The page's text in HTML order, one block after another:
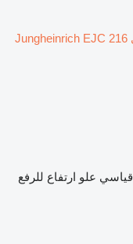
مرفاع شوكي Jungheinrich EJC 216
قياسي علو ارتفاع للرفع